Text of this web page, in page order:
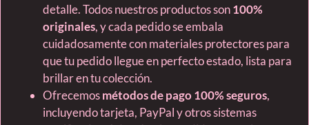
detalle. Todos nuestros productos son100%
originales, y cada pedido se embala
cuidadosamente con materiales protectores para
que tu pedido llegue en perfecto estado, lista para
brillar en tu colección.
Ofrecemosmétodos de pago 100% seguros,
incluyendo tarjeta, PayPal y otros sistemas